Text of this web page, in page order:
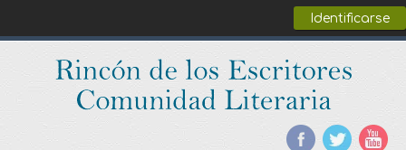
Identificarse